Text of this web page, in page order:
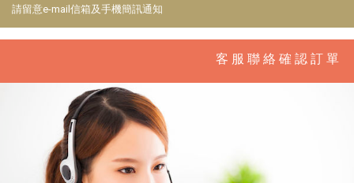
請留意e-mail信箱及手機簡訊通知
客服聯絡確認訂單